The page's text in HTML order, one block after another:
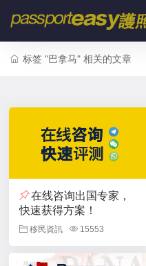
标签 "巴拿马" 相关的文章
在线咨询出国专家，
快速获得方案！
移民資訊 15553